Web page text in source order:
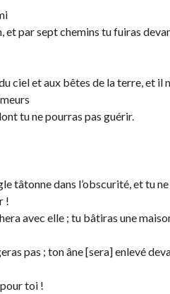
par sept chemins tu fuiras
ciel et aux bêtes de la terre, et il
tu ne pourras pas guérir.
tâtonne dans l’obscurité, et tu
!
avec elle ; tu bâtiras une
pas ; ton âne [sera] enlevé
toi !